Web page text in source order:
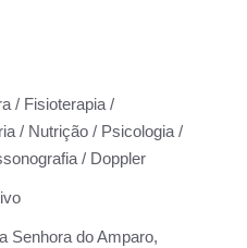
/ Fisioterapia /
/ Nutrição / Psicologia /
/ Doppler
Senhora do Amparo,